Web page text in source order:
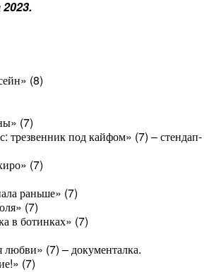
2023.
(8)
(7)
под кайфом» (7) – стендап-
(7)
раньше» (7)
(7)
в ботинках» (7)
любви» (7) – документалка.
(7)